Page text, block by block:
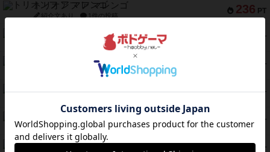
236 PT
トリオンフ ア マレンゴ
紹介文あり 1件の投稿
PT
4件の投稿
PT
バー！パーティー
1件の投稿
154 PT
152 PT
紹介文なし 1件の投稿
140 PT
ブラヴェスト